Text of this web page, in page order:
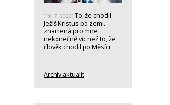
(19. 7. 2026) To, že chodil
Ježíš Kristus po zemi,
znamená pro mne
nekonečně víc než to, že
člověk chodil po Měsíci.
Archiv aktualit